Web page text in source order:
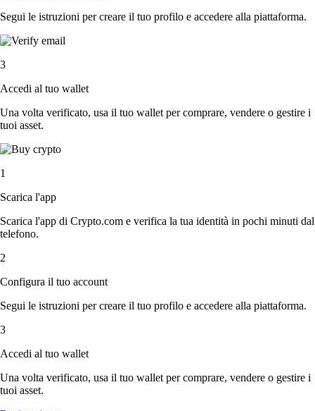
Segui le istruzioni per creare il tuo profilo e accedere alla piattaforma.
3
Accedi al tuo wallet
Una volta verificato, usa il tuo wallet per comprare, vendere o gestire i
tuoi asset.
1
Scarica l'app
Scarica l'app di Crypto.com e verifica la tua identità in pochi minuti dal
telefono.
2
Configura il tuo account
Segui le istruzioni per creare il tuo profilo e accedere alla piattaforma.
3
Accedi al tuo wallet
Una volta verificato, usa il tuo wallet per comprare, vendere o gestire i
tuoi asset.